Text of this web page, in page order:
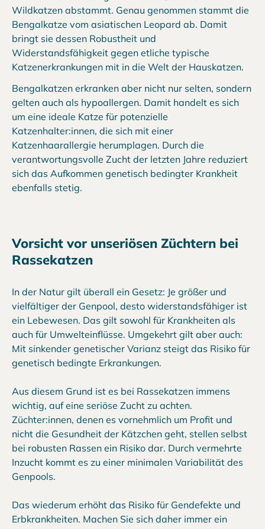
Wildkatzen abstammt. Genau genommen stammt die
Bengalkatze vom asiatischen Leopard ab. Damit
bringt sie dessen Robustheit und
Widerstandsfähigkeit gegen etliche typische
Katzenerkrankungen mit in die Welt der Hauskatzen.
Bengalkatzen erkranken aber nicht nur selten, sondern
gelten auch als hypoallergen. Damit handelt es sich
um eine ideale Katze für potenzielle
Katzenhalter:innen, die sich mit einer
Katzenhaarallergie herumplagen. Durch die
verantwortungsvolle Zucht der letzten Jahre reduziert
sich das Aufkommen genetisch bedingter Krankheit
ebenfalls stetig.
Vorsicht vor unseriösen Züchtern bei
Rassekatzen
In der Natur gilt überall ein Gesetz: Je größer und
vielfältiger der Genpool, desto widerstandsfähiger ist
ein Lebewesen. Das gilt sowohl für Krankheiten als
auch für Umwelteinflüsse. Umgekehrt gilt aber auch:
Mit sinkender genetischer Varianz steigt das Risiko für
genetisch bedingte Erkrankungen.
Aus diesem Grund ist es bei Rassekatzen immens
wichtig, auf eine seriöse Zucht zu achten.
Züchter:innen, denen es vornehmlich um Profit und
nicht die Gesundheit der Kätzchen geht, stellen selbst
bei robusten Rassen ein Risiko dar. Durch vermehrte
Inzucht kommt es zu einer minimalen Variabilität des
Genpools.
Das wiederum erhöht das Risiko für Gendefekte und
Erbkrankheiten. Machen Sie sich daher immer ein